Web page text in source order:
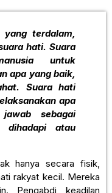
terdalam,
hati. Suara
untuk
apa yang baik,
Suara hati
apa
sebagai
atau
hanya secara fisik,
rakyat kecil. Mereka
Pengabdi keadilan